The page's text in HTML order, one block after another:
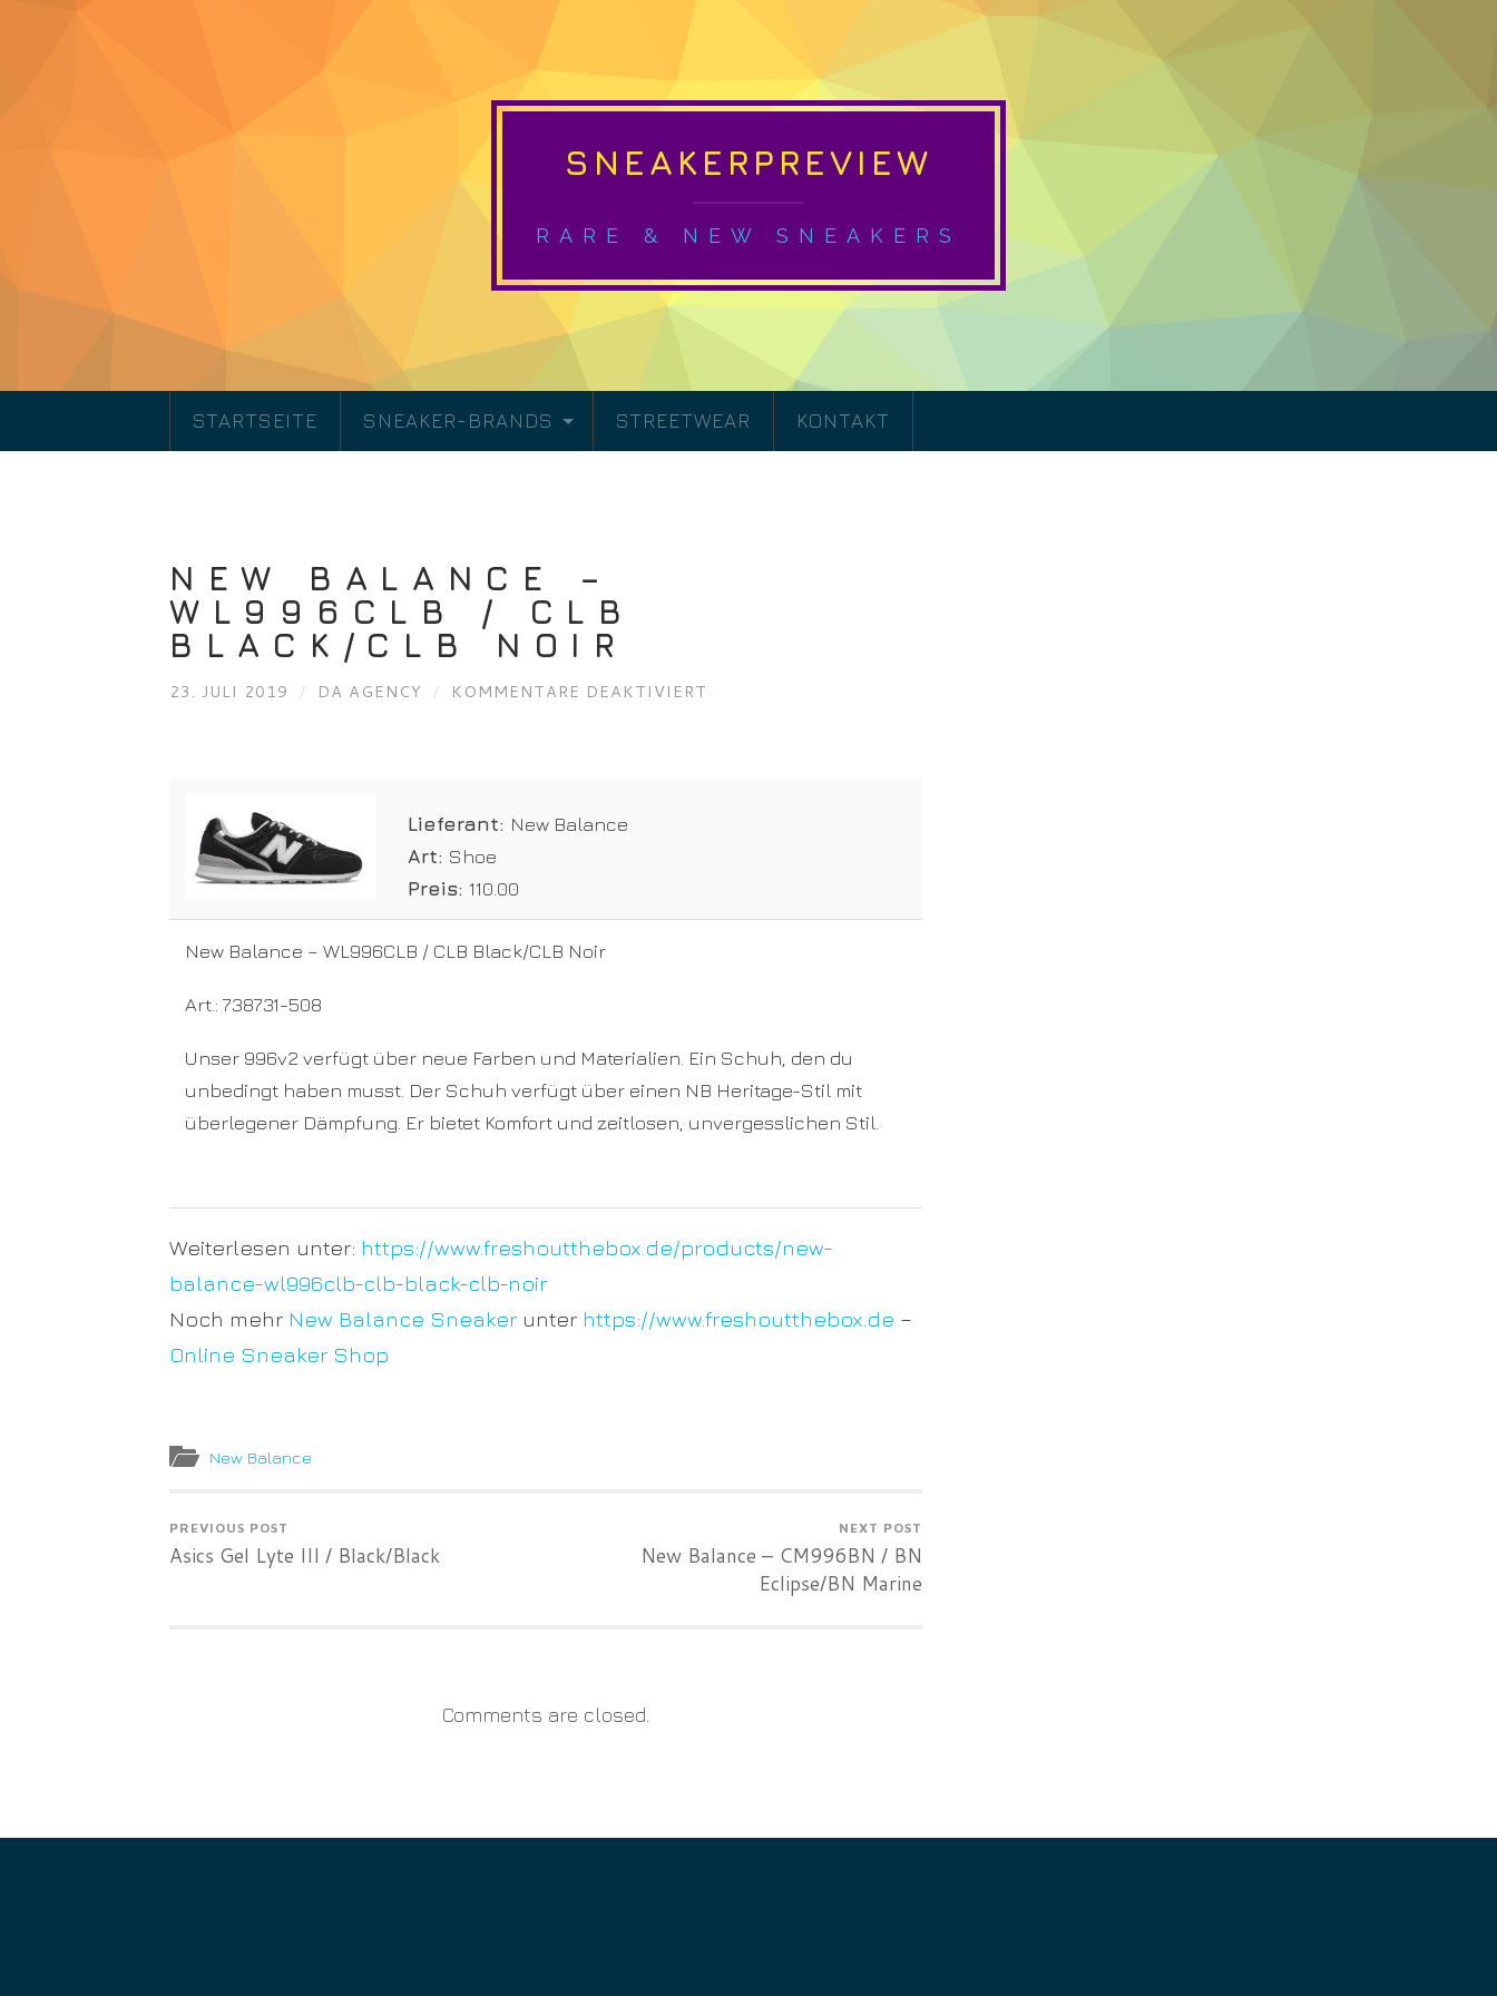
SNEAKERPREVIEW
RARE & NEW SNEAKERS
STARTSEITE SNEAKER-BRANDS STREETWEAR KONTAKT
NEW BALANCE –
WL996CLB / CLB
BLACK/CLB NOIR
23. JULI 2019 / DA AGENCY / KOMMENTARE DEAKTIVIERT
Lieferant: New Balance
Art: Shoe
Preis: 110.00
New Balance – WL996CLB / CLB Black/CLB Noir
Art.: 738731-508
Unser 996v2 verfügt über neue Farben und Materialien. Ein Schuh, den du
unbedingt haben musst. Der Schuh verfügt über einen NB Heritage-Stil mit
überlegener Dämpfung. Er bietet Komfort und zeitlosen, unvergesslichen Stil.
Weiterlesen unter: https://www.freshoutthebox.de/products/new-
balance-wl996clb-clb-black-clb-noir
Noch mehr New Balance Sneaker unter https://www.freshoutthebox.de –
Online Sneaker Shop
New Balance
PREVIOUS POST
Asics Gel Lyte III / Black/Black
NEXT POST
New Balance – CM996BN / BN
Eclipse/BN Marine
Comments are closed.